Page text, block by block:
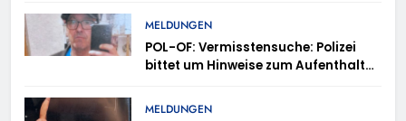
Anmeldung erforderlich
MELDUNGEN
POL-OF: Vermisstensuche: Polizei
bittet um Hinweise zum Aufenthalt
MELDUNGEN